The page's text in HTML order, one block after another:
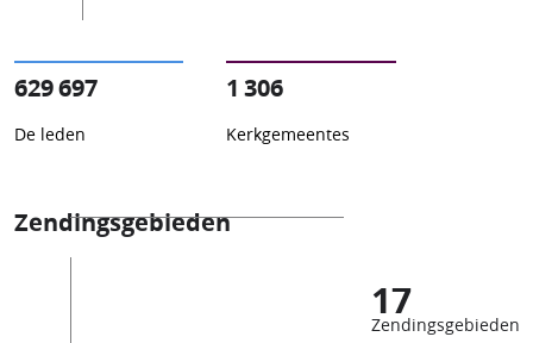
629 697
De leden
1 306
Kerkgemeentes
Zendingsgebieden
17
Zendingsgebieden